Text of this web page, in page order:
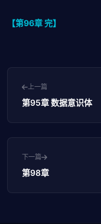
【第96章 完】
上一篇
第95章 数据意识体
下一篇
第98章